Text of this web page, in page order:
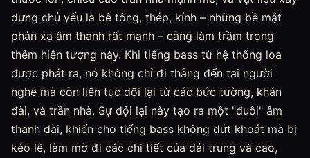
dựng chủ yếu là bê tông, thép, kính – những bề mặt
phản xạ âm thanh rất mạnh – càng làm trầm trọng
thêm hiện tượng này. Khi tiếng bass từ hệ thống loa
được phát ra, nó không chỉ đi thẳng đến tai người
nghe mà còn liên tục dội lại từ các bức tường, khán
đài, và trần nhà. Sự dội lại này tạo ra một "đuôi" âm
thanh dài, khiến cho tiếng bass không dứt khoát mà bị
kéo lê, làm mờ đi các chi tiết của dải trung và cao,